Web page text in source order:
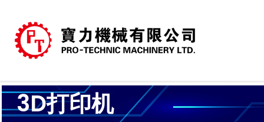
3D打印机